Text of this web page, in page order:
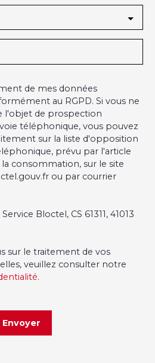
de mes données
au RGPD. Si vous ne
l'objet de prospection
téléphonique, vous pouvez
sur la liste d'opposition
prévu par l'article
la consommation, sur le site
ou par courrier
Bloctel, CS 61311, 41013
sur le traitement de vos
veuillez consulter notre
.
Envoyer